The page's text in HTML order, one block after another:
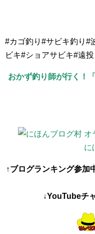
#カゴ釣り#サビキ釣り#
ビキ#ショアサビキ#遠投
おかず釣り師が行く
に
↑ブログランキング参加
↓YouTubeチ